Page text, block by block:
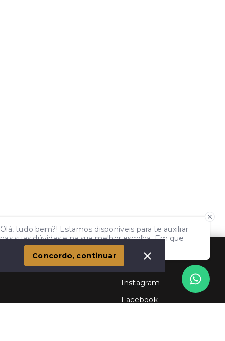
Social
Instagram
Facebook
Olá, tudo bem?! Estamos disponíveis para te auxiliar
nas suas dúvidas e na sua melhor escolha. Em que
podemos ajudar?
Concordo, continuar